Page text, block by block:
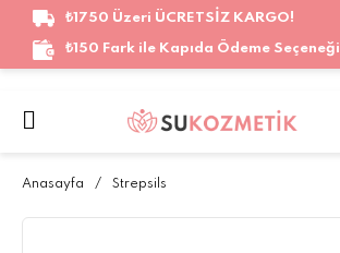
₺1750 Üzeri ÜCRETSİZ KARGO!
₺150 Fark ile Kapıda Ödeme Seçeneği
Anasayfa Strepsils